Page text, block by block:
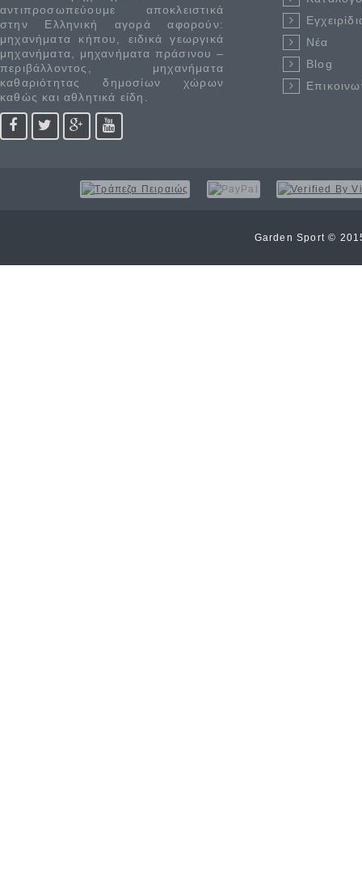
αντιπροσωπεύουμε αποκλειστικά
στην Ελληνική αγορά αφορούν:
μηχανήματα κήπου, ειδικά γεωργικά
μηχανήματα, μηχανήματα πράσινου –
περιβάλλοντος, μηχανήματα
καθαριότητας δημοσίων χώρων
καθώς και αθλητικά είδη.
Νέα
Blog
Garden Sport ©